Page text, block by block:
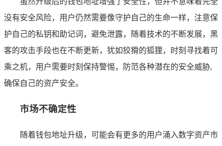
没有安全风险，用户仍然需要像守护自己的生命一样，注意保
护自己的私钥和助记词，避免泄露，随着技术的不断发展，黑
客的攻击手段也在不断更新，犹如狡猾的狐狸，时刻寻找着可
乘之机，用户需要时刻保持警惕，防范各种潜在的安全威胁,
确保自己的资产安全。
市场不确定性
随着钱包地址升级，可能会有更多的用户涌入数字资产市